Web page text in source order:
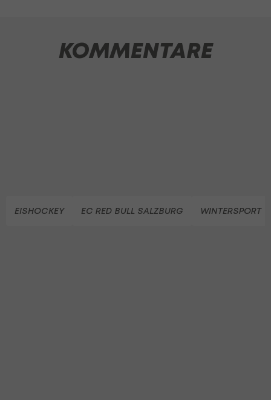
KOMMENTARE
EISHOCKEY EC RED BULL SALZBURG WINTERSPORT